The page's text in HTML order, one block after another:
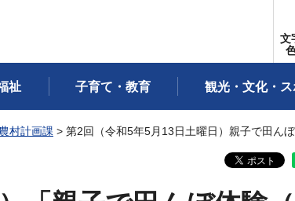
文
祉 子育て・教育 観光・文化・
村計画課 > 第2回（令和5年5月13日土曜日）親子で田ん